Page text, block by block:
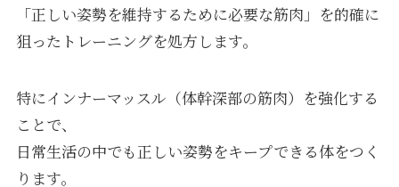
「正しい姿勢を維持するために必要な筋肉」を的確に
狙ったトレーニングを処方します。
特にインナーマッスル（体幹深部の筋肉）を強化する
ことで、
日常生活の中でも正しい姿勢をキープできる体をつく
ります。